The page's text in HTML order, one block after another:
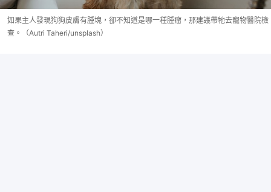
如果主人發現狗狗皮膚有腫塊，卻不知道是哪一種腫瘤，那建議帶牠去寵物醫院檢
查。（Autri Taheri/unsplash）